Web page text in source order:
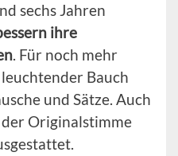
sechs Jahren
ihre
. Für noch mehr
Bauch
und Sätze. Auch
der Originalstimme